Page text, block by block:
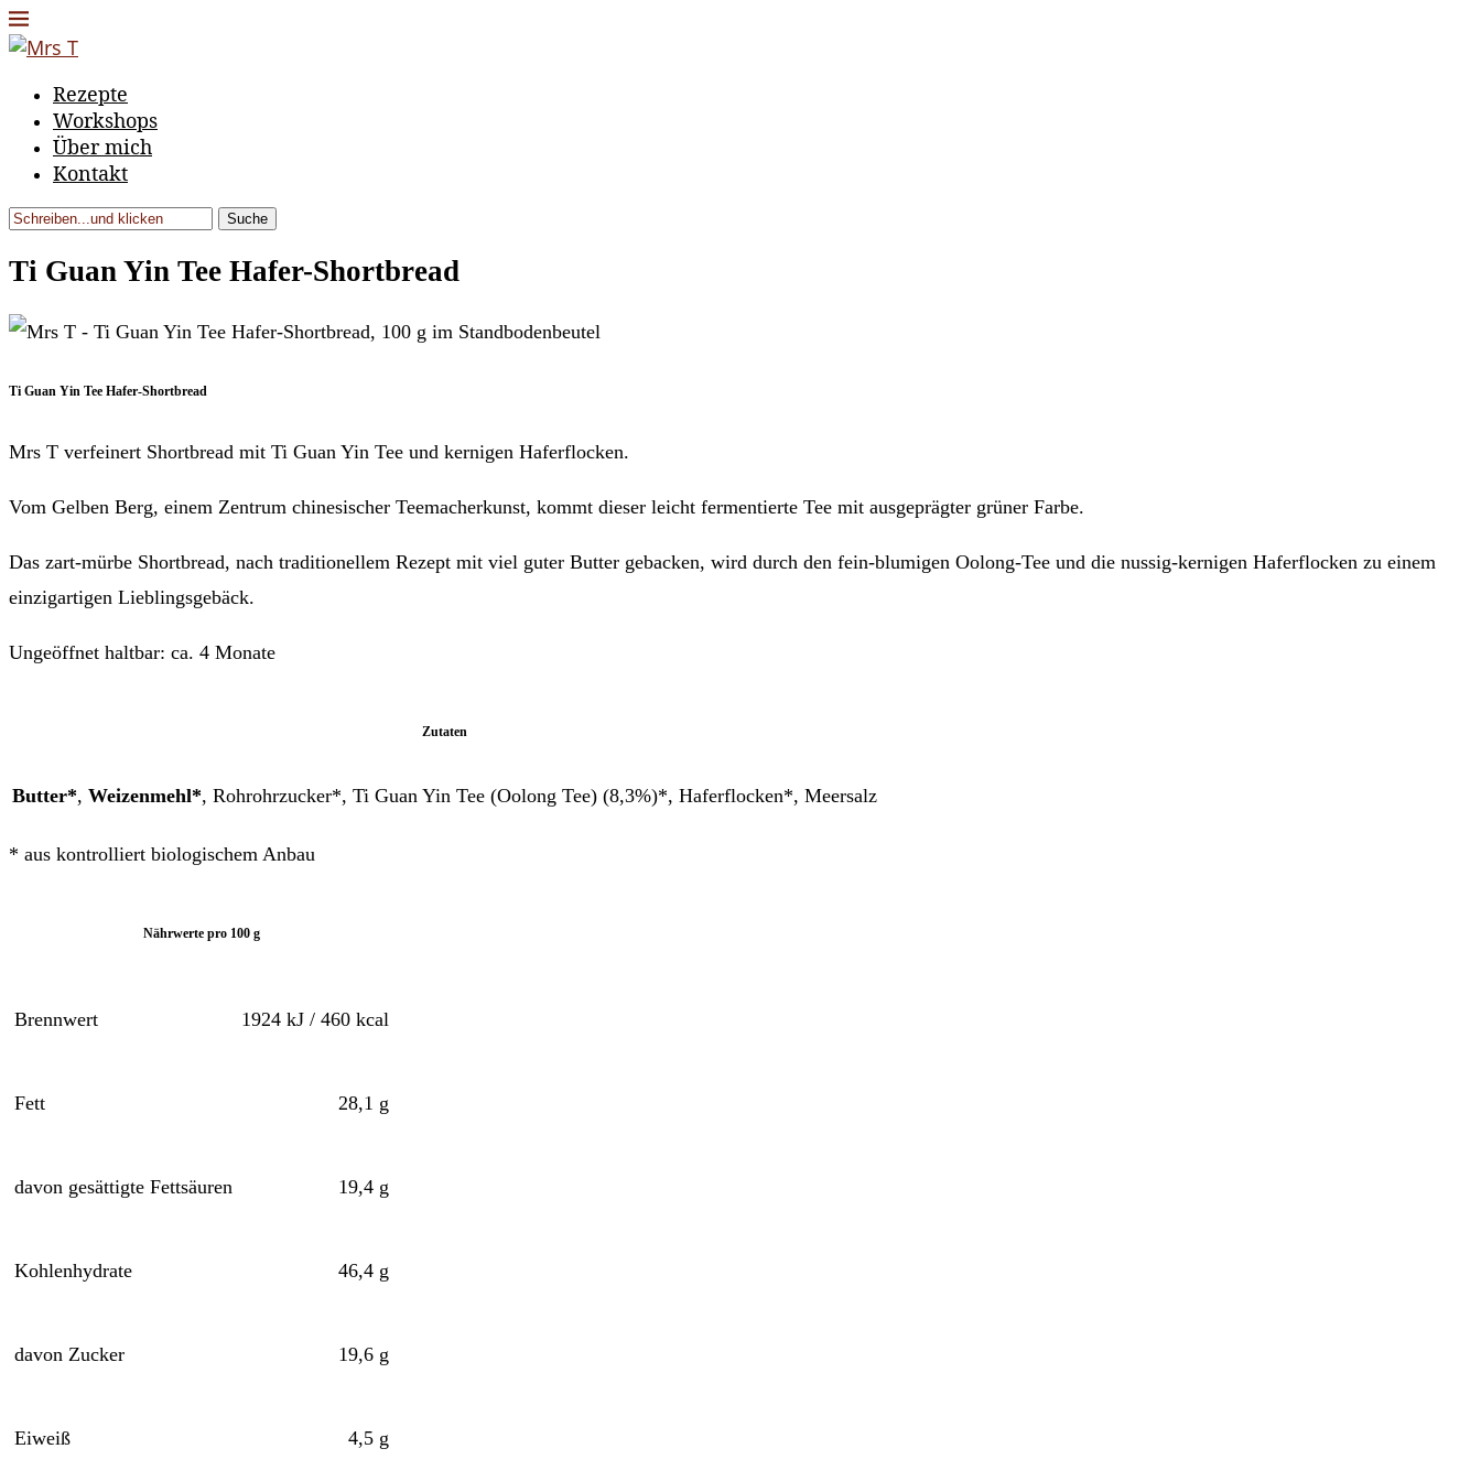
Rezepte
Workshops
Über mich
Kontakt
Suche
Ti Guan Yin Tee Hafer-Shortbread
Ti Guan Yin Tee Hafer-Shortbread
Mrs T verfeinert Shortbread mit Ti Guan Yin Tee und kernigen Haferflocken.
Vom Gelben Berg, einem Zentrum chinesischer Teemacherkunst, kommt dieser leicht fermentierte Tee mit ausgeprägter grüner Farbe.
Das zart-mürbe Shortbread, nach traditionellem Rezept mit viel guter Butter gebacken, wird durch den fein-blumigen Oolong-Tee und die nussig-kernigen Haferflocken zu einem
einzigartigen Lieblingsgebäck.
Ungeöffnet haltbar: ca. 4 Monate
Zutaten
Butter*, Weizenmehl*, Rohrohrzucker*, Ti Guan Yin Tee (Oolong Tee) (8,3%)*, Haferflocken*, Meersalz
* aus kontrolliert biologischem Anbau
Nährwerte pro 100 g
Brennwert 1924 kJ / 460 kcal
Fett 28,1 g
davon gesättigte Fettsäuren 19,4 g
Kohlenhydrate 46,4 g
davon Zucker 19,6 g
Eiweiß 4,5 g